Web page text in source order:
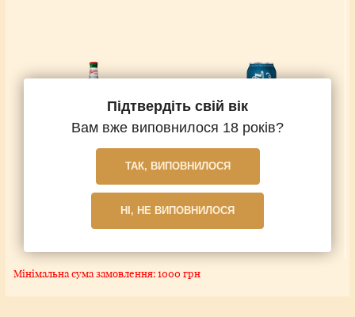
Budvar Vycepni 10°, 4%
грн
Budvar Nealko 0%
Мінімальна сума замовлення: 1000 грн
Підтвердіть свій вік
Вам вже виповнилося 18 років?
ТАК, ВИПОВНИЛОСЯ
НІ, НЕ ВИПОВНИЛОСЯ